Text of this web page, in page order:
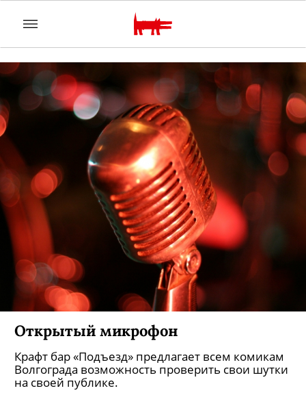
Открытый микрофон
Крафт бар «Подъезд» предлагает всем комикам
Волгограда возможность проверить свои шутки
на своей публике.